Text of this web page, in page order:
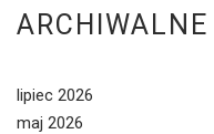
lipiec 2026
maj 2026